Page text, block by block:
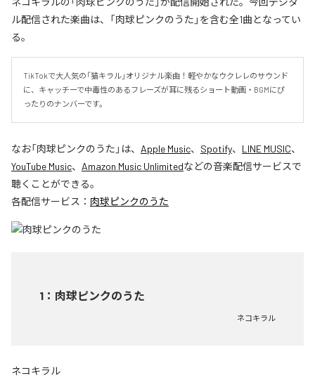
ル配信された楽曲は、「肉球ピンクのうた」を含む全1曲となってい
る。
TikTokで大人気の「猫キラル」オリジナル楽曲！軽やかなウクレレのサウンド
に、キャッチーで中毒性のあるフレーズが耳に残るショート動画・BGMにぴ
ったりのナンバーです。
なお「肉球ピンクのうた 」は、 Apple Music、 Spotify、 LINE MUSIC、
YouTube Music、 Amazon Music Unlimitedなどの音楽配信サービスで
聴くことができる。
各配信サービス： 肉球ピンクのうた
1 ： 肉球ピンクのうた
ネコキラル
ネコキラル